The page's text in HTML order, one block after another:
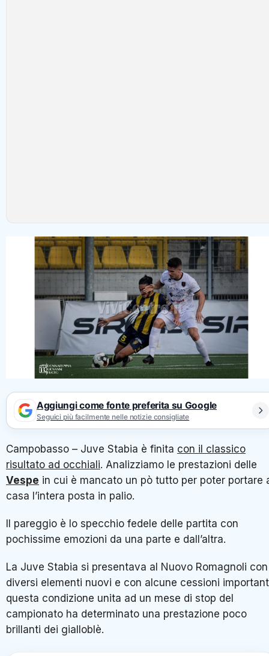
Aggiungi come fonte preferita su Google
Seguici più facilmente nelle notizie consigliate
Campobasso – Juve Stabia è finita con il classico
risultato ad occhiali. Analizziamo le prestazioni delle
Vespe in cui è mancato un pò tutto per poter portare
casa l’intera posta in palio.
Il pareggio è lo specchio fedele delle partita con
pochissime emozioni da una parte e dall’altra.
La Juve Stabia si presentava al Nuovo Romagnoli con
diversi elementi nuovi e con alcune cessioni
questa condizione unita ad un mese di stop del
campionato ha determinato una prestazione poco
brillanti dei gialloblè.